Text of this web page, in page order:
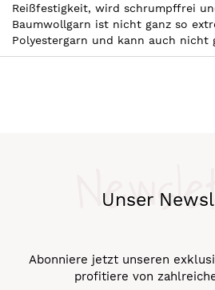
Reißfestigkeit, wird schrumpffrei
Baumwollgarn ist nicht ganz so
Polyestergarn und kann auch nicht
Unser
Abonniere jetzt unseren
profitiere von